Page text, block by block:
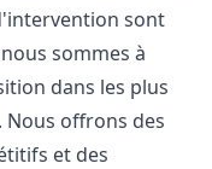
sont
sommes à
dans les plus
Nous offrons des
et des